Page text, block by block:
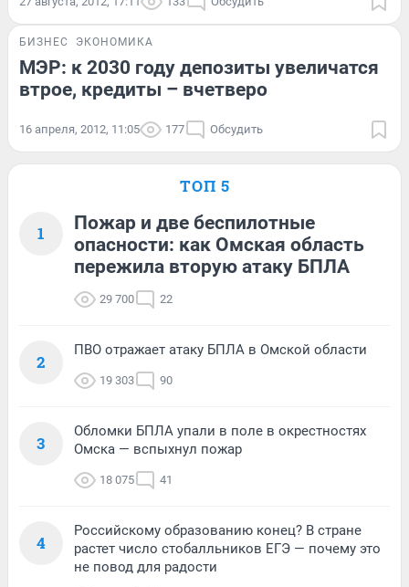
БИЗНЕС ЭКОНОМИКА
МЭР: к 2030 году депозиты увеличатся
втрое, кредиты – вчетверо
16 апреля, 2012, 11:05 177 Обсудить
ТОП 5
1
Пожар и две беспилотные
опасности: как Омская область
пережила вторую атаку БПЛА
29 700 22
2
ПВО отражает атаку БПЛА в Омской области
19 303 90
3
Обломки БПЛА упали в поле в окрестностях
Омска — вспыхнул пожар
18 075 41
4
Российскому образованию конец? В стране
растет число стобалльников ЕГЭ — почему это
не повод для радости